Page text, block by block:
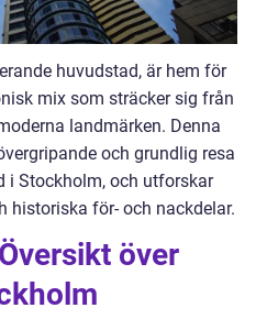
huvudstad, är hem för
mix som sträcker sig från
landmärken. Denna
och grundlig resa
i Stockholm, och utforskar
historiska för- och nackdelar.
över